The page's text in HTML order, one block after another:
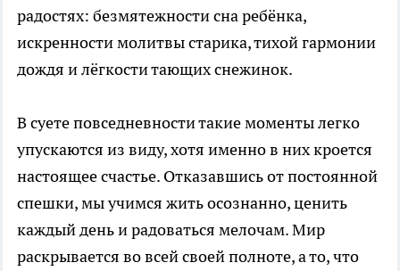
радостях: безмятежности сна ребёнка,
искренности молитвы старика, тихой гармонии
дождя и лёгкости тающих снежинок.
В суете повседневности такие моменты легко
упускаются из виду, хотя именно в них кроется
настоящее счастье. Отказавшись от постоянной
спешки, мы учимся жить осознанно, ценить
каждый день и радоваться мелочам. Мир
раскрывается во всей своей полноте, а то, что